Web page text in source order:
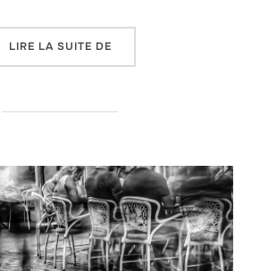
LIRE LA SUITE DE« DE L’ÉTAT DU MONDE »